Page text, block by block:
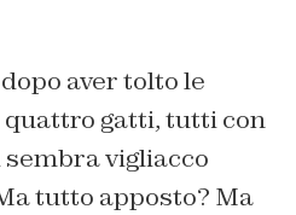
aver tolto le
gatti, tutti con
vigliacco
tutto apposto? Ma